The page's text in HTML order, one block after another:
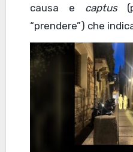
causa e captus
“prendere”) che